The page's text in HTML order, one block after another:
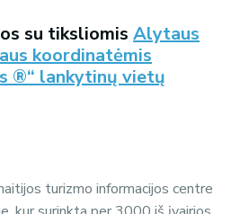
su tiksliomis Alytaus
koordinatėmis
®“ lankytinų vietų
turizmo informacijos centre